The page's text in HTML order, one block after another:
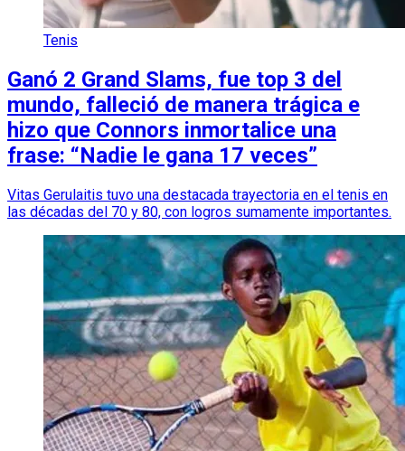
Tenis
Ganó 2 Grand Slams, fue top 3 del
mundo, falleció de manera trágica e
hizo que Connors inmortalice una
frase: “Nadie le gana 17 veces”
Vitas Gerulaitis tuvo una destacada trayectoria en el tenis en
las décadas del 70 y 80, con logros sumamente importantes.